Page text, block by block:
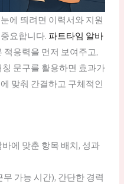
에 띄려면 이력서와 지원
요합니다. 파트타임 알바
적응력을 먼저 보여주고,
문구를 활용하면 효과가
맞춰 간결하고 구체적인
에 맞춘 항목 배치, 성과
가능 시간), 간단한 경력